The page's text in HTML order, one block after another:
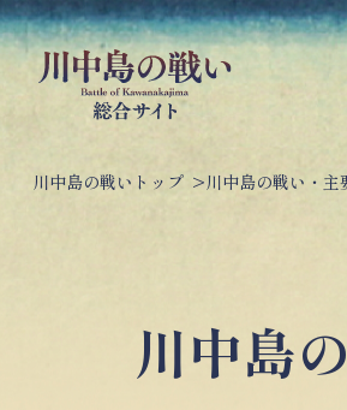
川中島の戦いトップ 川中島の戦い・主
川中島